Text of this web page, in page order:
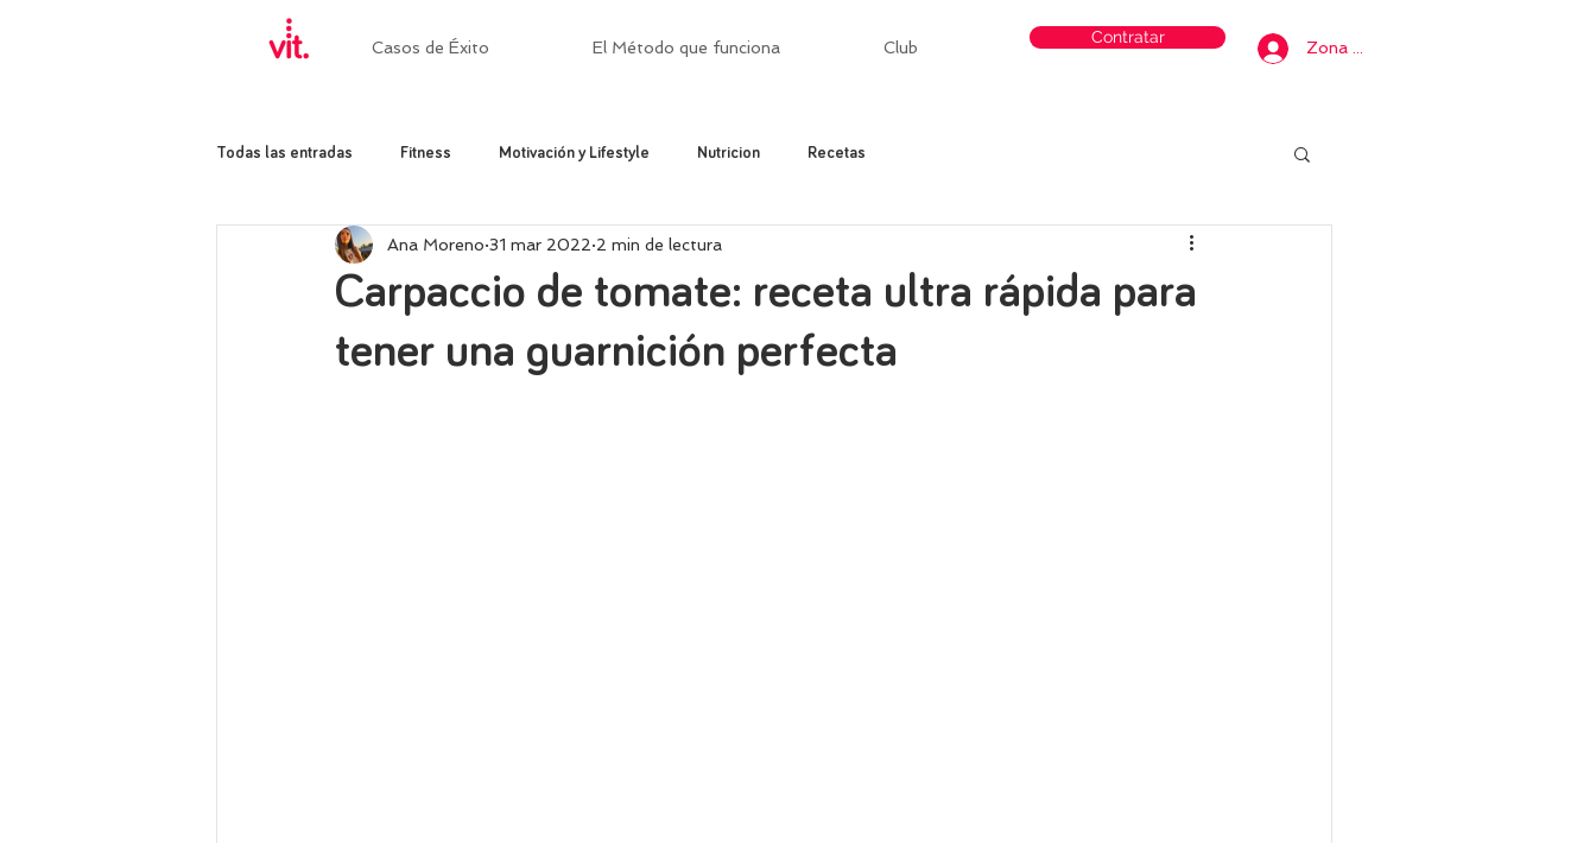
Casos de Éxito El Método que funciona Club
Contratar
Zona privada
Todas las entradas Fitness Motivación y Lifestyle Nutricion Recetas
Carpaccio de tomate: receta ultra rápida para
tener una guarnición perfecta
Ana Moreno 31 mar 2022 2 min de lectura